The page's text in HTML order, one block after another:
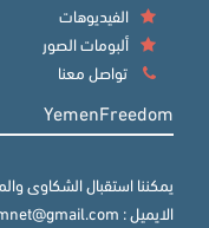
الفيديوهات
ألبومات الصور
تواصل معنا
YemenFreedom
يمكننا استقبال الشكاوى
الايميل : Yemenfreedomnet@gmail.com